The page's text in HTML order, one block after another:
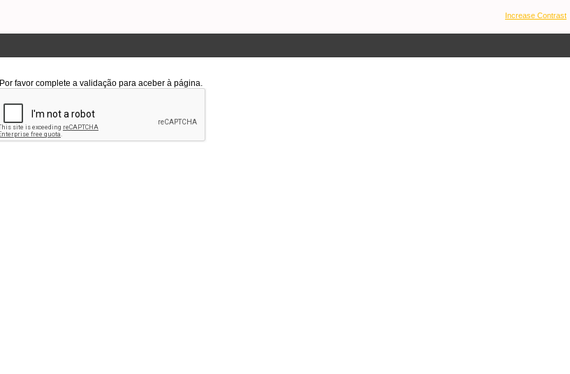
Increase Contrast
Por favor complete a validação para aceber à página.